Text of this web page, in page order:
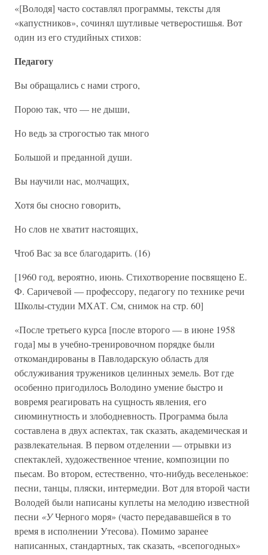
«[Володя] часто составлял программы, тексты для
«капустников», сочинял шутливые четверостишья. Вот
один из его студийных стихов:
Педагогу
Вы обращались с нами строго,
Порою так, что — не дыши,
Но ведь за строгостью так много
Большой и преданной души.
Вы научили нас, молчащих,
Хотя бы сносно говорить,
Но слов не хватит настоящих,
Чтоб Вас за все благодарить. (16)
[1960 год, вероятно, июнь. Стихотворение посвящено Е.
Ф. Саричевой — профессору, педагогу по технике речи
Школы-студии МХАТ. См, снимок на стр. 60]
«После третьего курса [после второго — в июне 1958
года] мы в учебно-тренировочном порядке были
откомандированы в Павлодарскую область для
обслуживания тружеников целинных земель. Вот где
особенно пригодилось Володино умение быстро и
вовремя реагировать на сущность явления, его
сиюминутность и злободневность. Программа была
составлена в двух аспектах, так сказать, академическая и
развлекательная. В первом отделении — отрывки из
спектаклей, художественное чтение, композиции по
пьесам. Во втором, естественно, что-нибудь веселенькое:
песни, танцы, пляски, интермедии. Вот для второй части
Володей были написаны куплеты на мелодию известной
песни «УЧерного моря» (часто передававшейся в то
время в исполнении Утесова). Помимо заранее
написанных, стандартных, так сказать, «всепогодных»